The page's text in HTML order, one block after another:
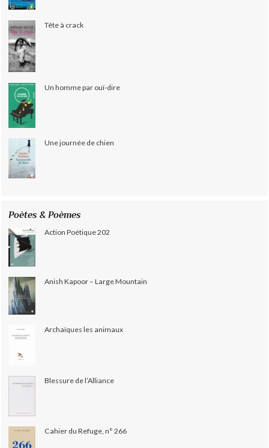
Tête à crack
Un homme par ouï-dire
Une journée de chien
Poètes & Poèmes
Action Poétique 202
Anish Kapoor – Large Mountain
Archaïques les animaux
Blessure de l’Alliance
Cahier du Refuge, n° 266